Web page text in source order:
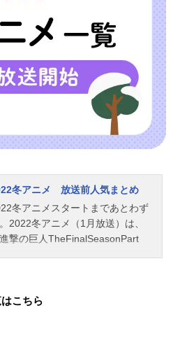
冬アニメ 放送前人気まとめ
冬アニメスタートまであとわず
2022冬アニメ（1月放送）は、
進撃の巨人TheFinalSeasonPart
など期待の新作も目白押しで
こちら